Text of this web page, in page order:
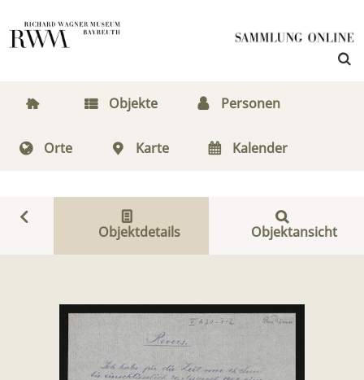
Objekte Personen
Orte Karte Kalender
Objektdetails Objektansicht